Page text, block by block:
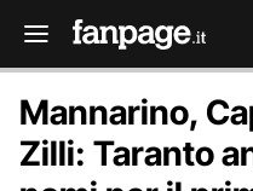
Mannarino,
Zilli: Taranto